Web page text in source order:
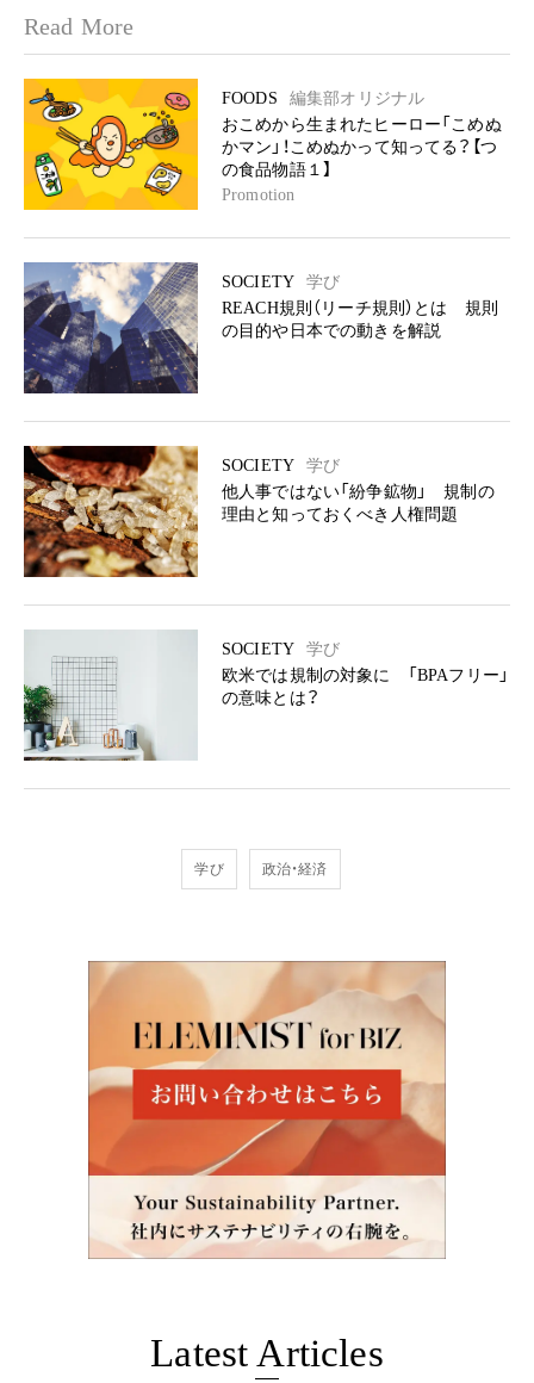
Read More
FOODS
編集部オリジナル
おこめから生まれたヒーロー「こめぬ
かマン」！こめぬかって知ってる？【つ
の食品物語１】
Promotion
SOCIETY
学び
REACH規則（リーチ規則）とは 規則
の目的や日本での動きを解説
SOCIETY
学び
他人事ではない「紛争鉱物」 規制の
理由と知っておくべき人権問題
SOCIETY
学び
欧米では規制の対象に 「BPAフリー」
の意味とは？
学び 政治・経済
Latest Articles